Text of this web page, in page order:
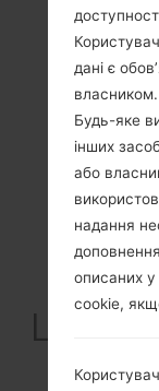
дані є
власником.
Будь-яке
інших
або
надання
описаних у
cookie,